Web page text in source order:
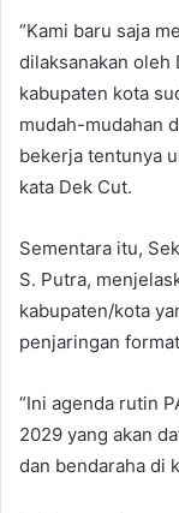
“Kami baru saja
dilaksanakan oleh
kabupaten kota
mudah-mudahan
bekerja tentunya
kata Dek Cut.
Sementara itu,
S. Putra,
kabupaten/kota
penjaringan
“Ini agenda rutin
2029 yang akan
dan bendaraha di